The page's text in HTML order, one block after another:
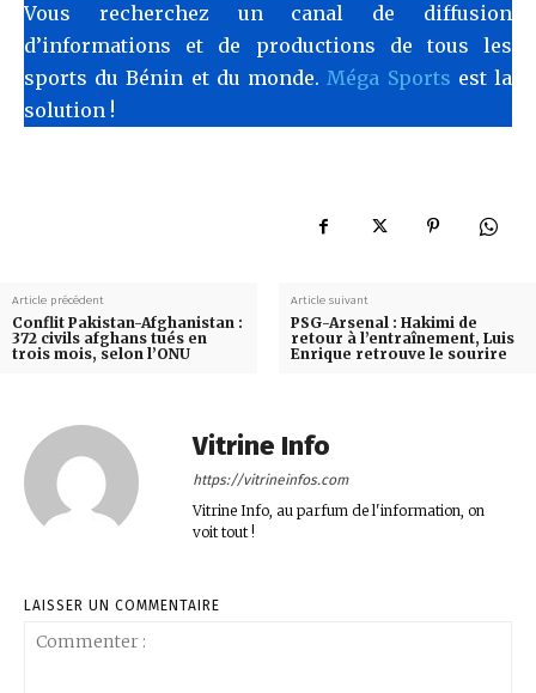
Vous recherchez un canal de diffusion
d’informations et de productions de tous les
sports du Bénin et du monde.Méga Sports est la
solution !
Article précédent
Conflit Pakistan-Afghanistan :
372 civils afghans tués en
trois mois, selon l’ONU
Article suivant
PSG-Arsenal : Hakimi de
retour à l’entraînement, Luis
Enrique retrouve le sourire
Vitrine Info
https://vitrineinfos.com
Vitrine Info, au parfum de l'information, on
voit tout !
LAISSER UN COMMENTAIRE